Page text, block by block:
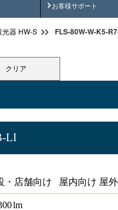
お客様サポート
安全にご使用い
光器 HW-S FLS-80W-W-K5-
クリア
LI
・店舗向け 屋内向け 屋
lm